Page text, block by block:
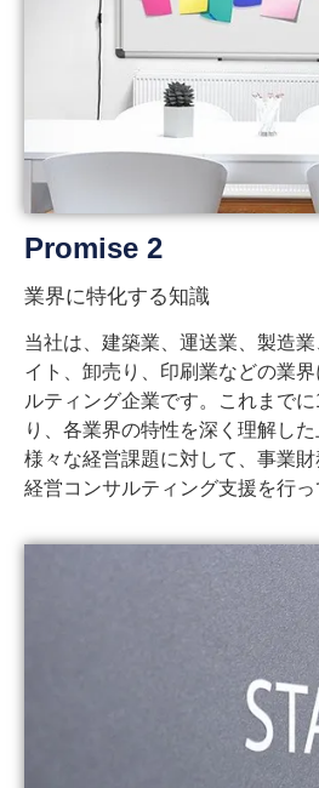
Promise 2
業界に特化する知識
当社は、建築業、運送業、製造
イト、卸売り、印刷業などの業
ルティング企業です。これまで
り、各業界の特性を深く理解し
様々な経営課題に対して、事業
経営コンサルティング支援を行っ